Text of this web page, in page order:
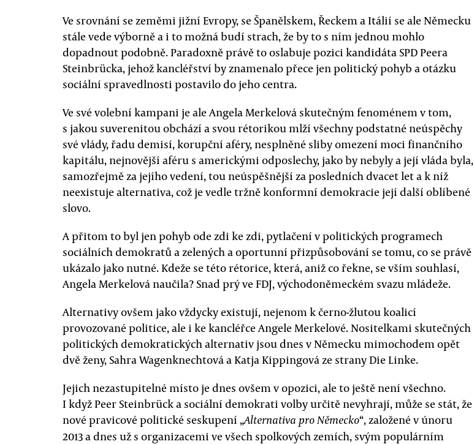
Ve srovnání se zeměmi jižní Evropy, se Španělskem, Řeckem a Itálií se ale Německu
stále vede výborně a i to možná budí strach, že by to s ním jednou mohlo
dopadnout podobně. Paradoxně právě to oslabuje pozici kandidáta SPD Peera
Steinbrücka, jehož kancléřství by znamenalo přece jen politický pohyb a otázku
sociální spravedlnosti postavilo do jeho centra.
Ve své volební kampani je ale Angela Merkelová skutečným fenoménem v tom,
s jakou suverenitou obchází a svou rétorikou mlží všechny podstatné neúspěchy
své vlády, řadu demisí, korupční aféry, nesplněné sliby omezení moci finančního
kapitálu, nejnovější aféru s americkými odposlechy, jako by nebyly a její vláda byla,
samozřejmě za jejího vedení, tou neúspěšnější za posledních dvacet let a k níž
neexistuje alternativa, což je vedle tržně konformní demokracie její další oblíbené
slovo.
A přitom to byl jen pohyb ode zdi ke zdi, pytlačení v politických programech
sociálních demokratů a zelených a oportunní přizpůsobování se tomu, co se právě
ukázalo jako nutné. Kdeže se této rétorice, která, aniž co řekne, se vším souhlasí,
Angela Merkelová naučila? Snad prý ve FDJ, východoněmeckém svazu mládeže.
Alternativy ovšem jako vždycky existují, nejenom k černo-žlutou koalicí
provozované politice, ale i ke kancléřce Angele Merkelové. Nositelkami skutečných
politických demokratických alternativ jsou dnes v Německu mimochodem opět
dvě ženy, Sahra Wagenknechtová a Katja Kippingová ze strany Die Linke.
Jejich nezastupitelné místo je dnes ovšem v opozici, ale to ještě není všechno.
I když Peer Steinbrück a sociální demokrati volby určitě nevyhrají, může se stát, že
nové pravicové politické seskupení „Alternativa pro Německo“, založené v únoru
2013 a dnes už s organizacemi ve všech spolkových zemích, svým populárním